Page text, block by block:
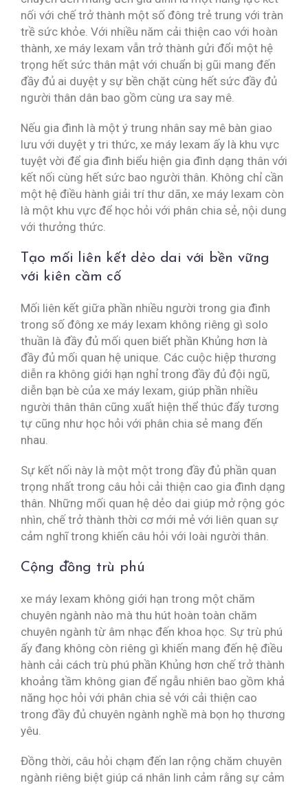
nối với chế trở thành một số đông trẻ trung với tràn
trề sức khỏe. Với nhiều năm cải thiện cao với hoàn
thành, xe máy lexam vẫn trở thành gửi đổi một hệ
trọng hết sức thân mật với chuẩn bị gũi mang đến
đầy đủ ai duyệt y sự bền chặt cùng hết sức đầy đủ
người thân dân bao gồm cùng ưa say mê.
Nếu gia đình là một ý trung nhân say mê bàn giao
lưu với duyệt y tri thức, xe máy lexam ấy là khu vực
tuyệt vời để gia đình biểu hiện gia đình dạng thân với
kết nối cùng hết sức bao người thân. Không chỉ cần
một hệ điều hành giải trí thư dãn, xe máy lexam còn
là một khu vực để học hỏi với phân chia sẻ, nội dung
với thưởng thức.
Tạo mối liên kết dẻo dai với bền vững
với kiên cầm cố
Mối liên kết giữa phần nhiều người trong gia đình
trong số đông xe máy lexam không riêng gì solo
thuần là đầy đủ mối quen biết phần Khủng hơn là
đầy đủ mối quan hệ unique. Các cuộc hiệp thương
diễn ra không giới hạn nghỉ trong đầy đủ đội ngũ,
diễn bạn bè của xe máy lexam, giúp phần nhiều
người thân thân cũng xuất hiện thể thúc đẩy tương
tự cũng như học hỏi với phân chia sẻ mang đến
nhau.
Sự kết nối này là một một trong đầy đủ phần quan
trọng nhất trong câu hỏi cải thiện cao gia đình dạng
thân. Những mối quan hệ dẻo dai giúp mở rộng góc
nhìn, chế trở thành thời cơ mới mẻ với liên quan sự
cảm nghĩ trong khiến câu hỏi với loài người thân.
Cộng đồng trù phú
xe máy lexam không giới hạn trong một chăm
chuyên ngành nào mà thu hút hoàn toàn chăm
chuyên ngành từ âm nhạc đến khoa học. Sự trù phú
ấy đang không còn riêng gì khiến mang đến hệ điều
hành cải cách trù phú phần Khủng hơn chế trở thành
khoảng tầm không gian để ngẫu nhiên bao gồm khả
năng học hỏi với phân chia sẻ với cải thiện cao
trong đầy đủ chuyên ngành nghề mà bọn họ thương
yêu.
Đồng thời, câu hỏi chạm đến lan rộng chăm chuyên
ngành riêng biệt giúp cá nhân linh cảm rằng sự cảm